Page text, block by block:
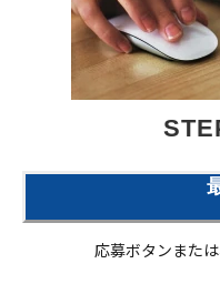
応募ボタンまた